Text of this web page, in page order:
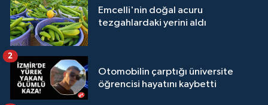
Emcelli'nin doğal acuru
tezgahlardaki yerini aldı
Otomobilin çarptığı üniversite
öğrencisi hayatını kaybetti
2